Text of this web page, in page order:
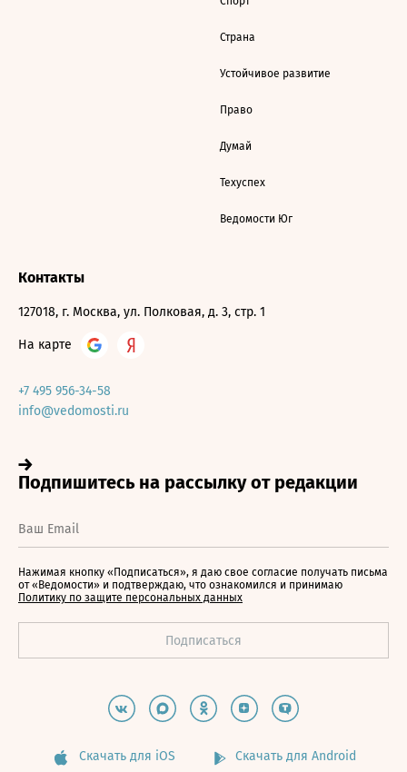
Страна
Устойчивое развитие
Право
Думай
Техуспех
Ведомости Юг
Контакты
127018, г. Москва, ул. Полковая, д. 3, стр. 1
На карте
+7 495 956-34-58
info@vedomosti.ru
Нажимая кнопку «Подписаться», я даю свое согласие получать письма
от «Ведомости» и подтверждаю, что ознакомился и принимаю
Политику по защите персональных данных
Скачать для iOS Скачать для Android